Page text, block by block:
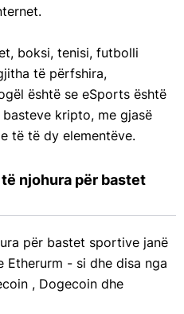
boksi, tenisi, futbolli
të përfshira,
është se eSports është
kripto, me gjasë
të të dy elementëve.
për bastet sportive janë
- si dhe disa nga
, Dogecoin dhe